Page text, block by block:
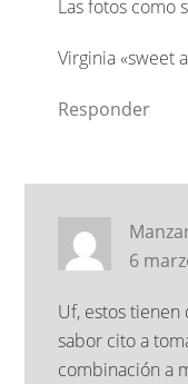
Las fotos como
Virginia «sweet
Responder
6
Uf, estos tienen
sabor cito a
combinación a